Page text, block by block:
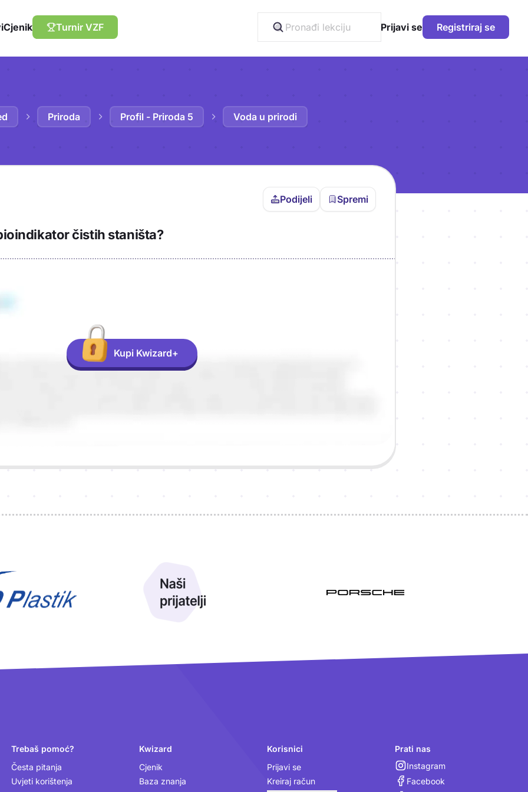
Cjenik Turnir VZF Prijavi se Registriraj se
Priroda Profil - Priroda 5 Voda u prirodi
Podijeli Spremi
čistih staništa?
Kupi Kwizard+
Trebaš pomoć?
Česta pitanja
Uvjeti korištenja
Kwizard
Cjenik
Baza znanja
Korisnici
Prijavi se
Kreiraj račun
Prati nas
Instagram
Facebook